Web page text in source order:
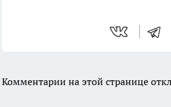
Комментарии на этой странице